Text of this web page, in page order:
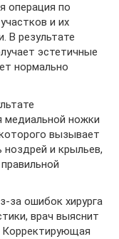
операция по
и их
В результате
эстетичные
нормально
медиальной ножки
вызывает
и крыльев,
за ошибок хирурга
врач выяснит
Корректирующая